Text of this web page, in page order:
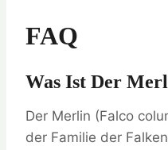
FAQ
Was Ist Der
Der Merlin (Falco
der Familie der